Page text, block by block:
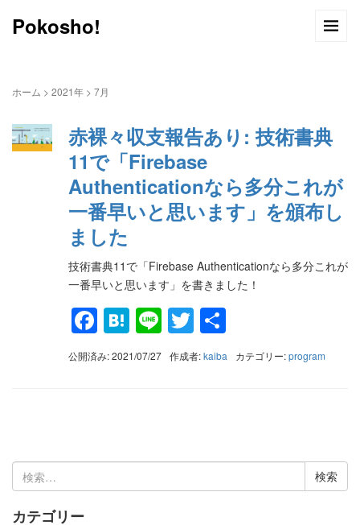
Pokosho!
ホーム > 2021年 > 7月
赤裸々収支報告あり: 技術書典
11で「Firebase
Authenticationなら多分これが
一番早いと思います」を頒布し
ました
技術書典11で「Firebase Authenticationなら多分これが
一番早いと思います」を書きました！
Facebook
Hatena
LineTwitter
有
公開済み: 2021/07/27 作成者:kaiba カテゴリー:program
索:
カテゴリー